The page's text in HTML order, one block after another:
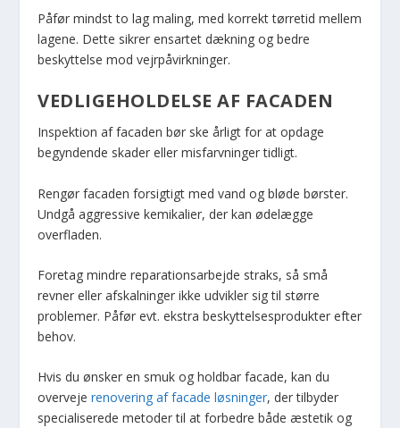
Påfør mindst to lag maling, med korrekt tørretid mellem
lagene. Dette sikrer ensartet dækning og bedre
beskyttelse mod vejrpåvirkninger.
VEDLIGEHOLDELSE AF FACADEN
Inspektion af facaden bør ske årligt for at opdage
begyndende skader eller misfarvninger tidligt.
Rengør facaden forsigtigt med vand og bløde børster.
Undgå aggressive kemikalier, der kan ødelægge
overfladen.
Foretag mindre reparationsarbejde straks, så små
revner eller afskalninger ikke udvikler sig til større
problemer. Påfør evt. ekstra beskyttelsesprodukter efter
behov.
Hvis du ønsker en smuk og holdbar facade, kan du
overvejerenovering af facade løsninger, der tilbyder
specialiserede metoder til at forbedre både æstetik og